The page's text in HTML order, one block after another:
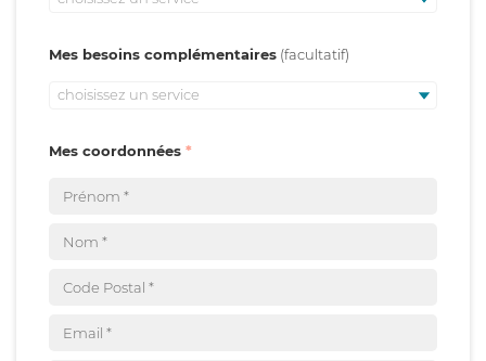
Mes besoins complémentaires
choisissez un service
Mes coordonnées